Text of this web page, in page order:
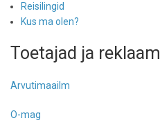
Reisilingid
Kus ma olen?
Toetajad ja reklaam
Arvutimaailm
O-mag